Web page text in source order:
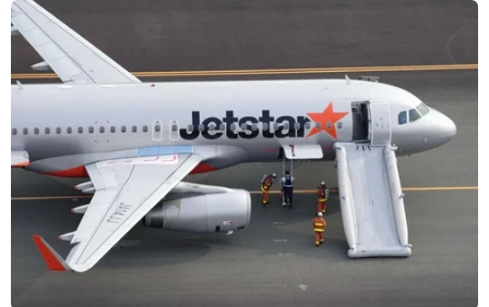
Nội lập đỉnh với 29,54 điểm
09/08/2026 06:51
Điểm chuẩn Đại học Kinh tế quốc
dân cao nhất lên đến trên 9,6 điểm
mỗi môn
09/08/2026 06:40
Các trường đại học bắt đầu công bố